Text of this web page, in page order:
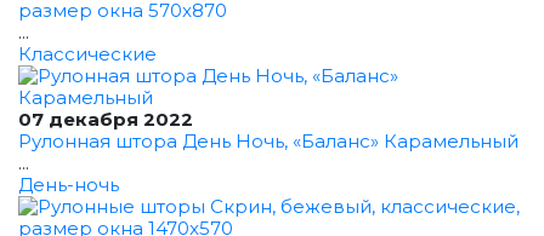
размер окна 570x870
...
Классические
07 декабря 2022
Рулонная штора День Ночь, «Баланс» Карамельный
...
День-ночь